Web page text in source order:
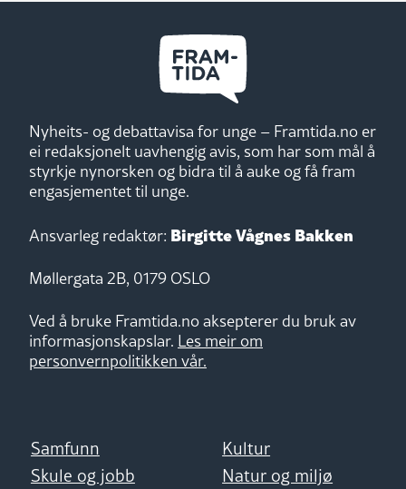
Nyheits- og debattavisa for unge – Framtida.no er
ei redaksjonelt uavhengig avis, som har som mål å
styrkje nynorsken og bidra til å auke og få fram
engasjementet til unge.
Ansvarleg redaktør: Birgitte Vågnes Bakken
Møllergata 2B, 0179 OSLO
Ved å bruke Framtida.no aksepterer du bruk av
informasjonskapslar. Les meir om
personvernpolitikken vår.
Samfunn
Kultur
Skule og jobb
Natur og miljø